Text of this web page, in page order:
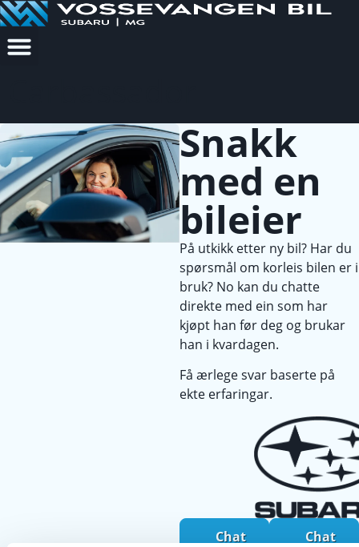
Snakk
med en
bileier
På utkikk etter ny bil? Har du
spørsmål om korleis bilen er i
bruk? No kan du chatte
direkte med ein som har
kjøpt han før deg og brukar
han i kvardagen.
Få ærlege svar baserte på
ekte erfaringar.
Chat
Chat